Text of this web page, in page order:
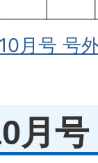
月号 号
月